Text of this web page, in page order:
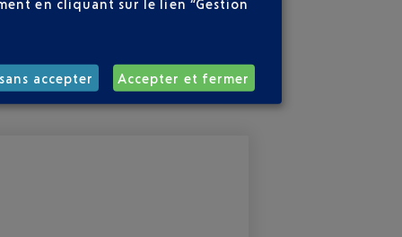
en cliquant sur le lien “Gestion
accepter Accepter et fermer